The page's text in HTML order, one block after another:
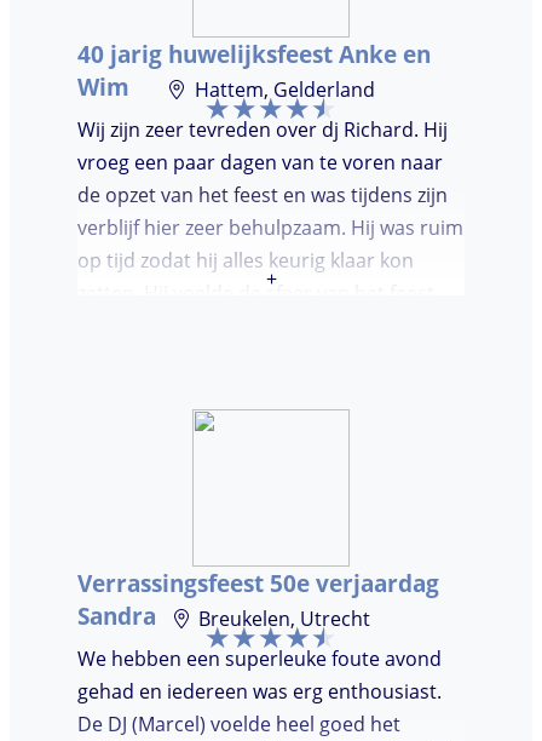
verzoeknummers aan te vragen.
40 jarig huwelijksfeest Anke en
Wim
Hattem, Gelderland
Wij zijn zeer tevreden over dj Richard. Hij
vroeg een paar dagen van te voren naar
de opzet van het feest en was tijdens zijn
verblijf hier zeer behulpzaam. Hij was ruim
op tijd zodat hij alles keurig klaar kon
zetten. Hij voelde de sfeer van het feest
goed is gedanst!
+
Verrassingsfeest 50e verjaardag
Sandra
Breukelen, Utrecht
We hebben een superleuke foute avond
gehad en iedereen was erg enthousiast.
De DJ (Marcel) voelde heel goed het